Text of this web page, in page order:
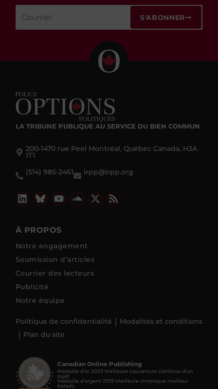
S'ABONNER
LA TRIBUNE PUBLIQUE AU SERVICE DU BIEN COMMUN
200-1470 rue Peel Montréal, Québec Canada, H3A
1T1
(514) 985-2461
irpp@irpp.org
À PROPOS
Notre engagement
Soumission d’articles
Courrier des lecteurs
Publicité
Notre équipe
Politique de confidentialité
Modalités et conditions
Plan du site
Canadian Online Publishing
Médaille d’or 2023 Meilleure couverture continue d'un
sujet
Médaille d’argent 2019 Meilleure chronique meilleur
balado